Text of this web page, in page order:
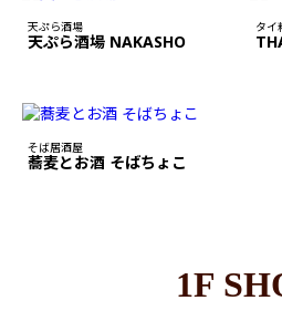
天ぷら酒場
天ぷら酒場 NAKASHO
タイ
そば居酒屋
蕎麦とお酒 そばちょこ
1F